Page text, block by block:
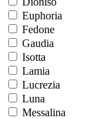
Euphoria
Fedone
Gaudia
Isotta
Lamia
Lucrezia
Luna
Messalina